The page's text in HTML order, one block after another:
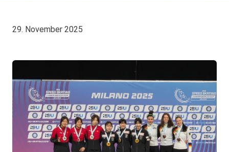
29. November 2025